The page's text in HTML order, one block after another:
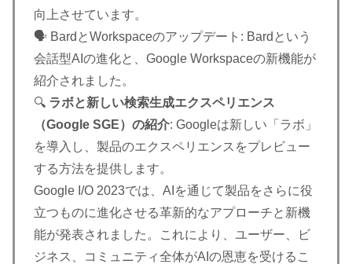
向上させています。
🗣️ BardとWorkspaceのアップデート: Bardという
会話型AIの進化と、Google Workspaceの新機能が
紹介されました。
🔍 ラボと新しい検索生成エクスペリエンス
（Google SGE）の紹介: Googleは新しい「ラボ」
を導入し、製品のエクスペリエンスをプレビュー
する方法を提供します。
Google I/O 2023では、AIを通じて製品をさらに役
立つものに進化させる革新的なアプローチと新機
能が発表されました。これにより、ユーザー、ビ
ジネス、コミュニティ全体がAIの恩恵を受けるこ